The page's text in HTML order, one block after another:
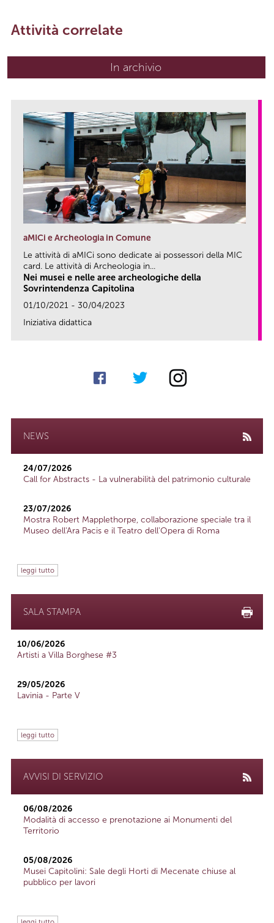
Attività correlate
In archivio
aMICi e Archeologia in Comune
Le attività di aMICi sono dedicate ai possessori della MIC
card. Le attività di Archeologia in...
Nei musei e nelle aree archeologiche della
Sovrintendenza Capitolina
01/10/2021 - 30/04/2023
Iniziativa didattica
NEWS
24/07/2026
Call for Abstracts - La vulnerabilità del patrimonio culturale
23/07/2026
Mostra Robert Mapplethorpe, collaborazione speciale tra il
Museo dell'Ara Pacis e il Teatro dell'Opera di Roma
leggi tutto
SALA STAMPA
10/06/2026
Artisti a Villa Borghese #3
29/05/2026
Lavinia - Parte V
leggi tutto
AVVISI DI SERVIZIO
06/08/2026
Modalità di accesso e prenotazione ai Monumenti del
Territorio
05/08/2026
Musei Capitolini: Sale degli Horti di Mecenate chiuse al
pubblico per lavori